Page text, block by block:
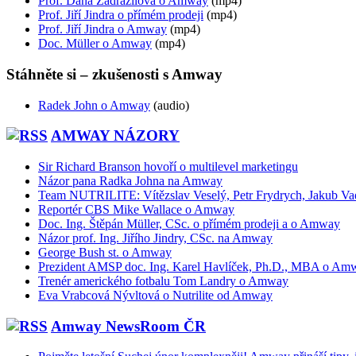
Prof. Jiří Jindra o přímém prodeji (mp4)
Prof. Jiří Jindra o Amway (mp4)
Doc. Müller o Amway (mp4)
Stáhněte si – zkušenosti s Amway
Radek John o Amway (audio)
AMWAY NÁZORY
Sir Richard Branson hovoří o multilevel marketingu
Názor pana Radka Johna na Amway
Team NUTRILITE: Vítězslav Veselý, Petr Frydrych, Jakub
Reportér CBS Mike Wallace o Amway
Doc. Ing. Štěpán Müller, CSc. o přímém prodeji a o Amway
Názor prof. Ing. Jiřího Jindry, CSc. na Amway
George Bush st. o Amway
Prezident AMSP doc. Ing. Karel Havlíček, Ph.D., MBA o
Trenér amerického fotbalu Tom Landry o Amway
Eva Vrabcová Nývltová o Nutrilite od Amway
Amway NewsRoom ČR